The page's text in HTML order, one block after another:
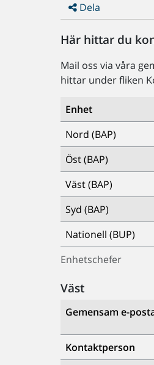
Dela
Här hittar du
Mail oss via våra
hittar under fliken
Enhetschefer
Enhet
Nord (BAP)
Öst (BAP)
Väst (BAP)
Syd (BAP)
Nationell (BUP)
Väst
Gemensam e-
Kontaktperson